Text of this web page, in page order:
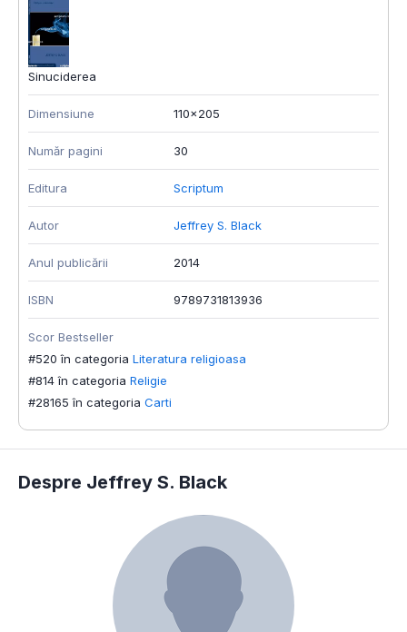
Sinuciderea
Dimensiune 110x205
Număr pagini 30
Editura Scriptum
Autor Jeffrey S. Black
Anul publicării 2014
ISBN 9789731813936
Scor Bestseller
#520 în categoria Literatura religioasa
#814 în categoria Religie
#28165 în categoria Carti
Despre Jeffrey S. Black